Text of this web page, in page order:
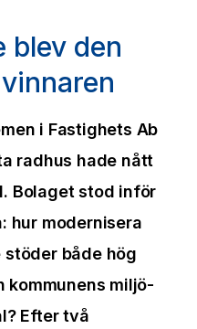
blev den
i Fastighets Ab
radhus hade nått
Bolaget stod inför
hur modernisera
både hög
miljö-
Efter två